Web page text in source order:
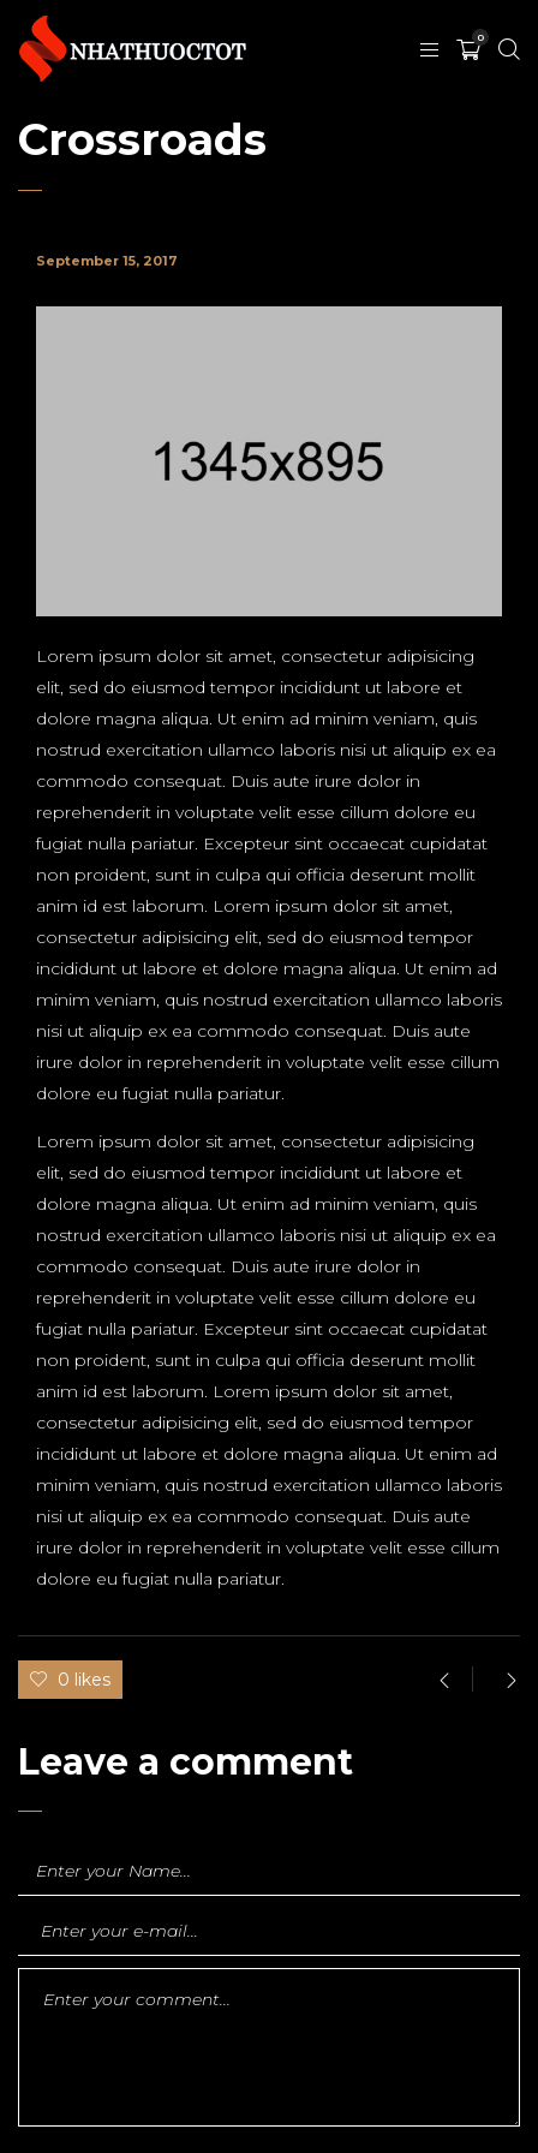
0
Crossroads
September 15, 2017
Lorem ipsum dolor sit amet, consectetur adipisicing
elit, sed do eiusmod tempor incididunt ut labore et
dolore magna aliqua. Ut enim ad minim veniam, quis
nostrud exercitation ullamco laboris nisi ut aliquip ex ea
commodo consequat. Duis aute irure dolor in
reprehenderit in voluptate velit esse cillum dolore eu
fugiat nulla pariatur. Excepteur sint occaecat cupidatat
non proident, sunt in culpa qui officia deserunt mollit
anim id est laborum. Lorem ipsum dolor sit amet,
consectetur adipisicing elit, sed do eiusmod tempor
incididunt ut labore et dolore magna aliqua. Ut enim ad
minim veniam, quis nostrud exercitation ullamco laboris
nisi ut aliquip ex ea commodo consequat. Duis aute
irure dolor in reprehenderit in voluptate velit esse cillum
dolore eu fugiat nulla pariatur.
Lorem ipsum dolor sit amet, consectetur adipisicing
elit, sed do eiusmod tempor incididunt ut labore et
dolore magna aliqua. Ut enim ad minim veniam, quis
nostrud exercitation ullamco laboris nisi ut aliquip ex ea
commodo consequat. Duis aute irure dolor in
reprehenderit in voluptate velit esse cillum dolore eu
fugiat nulla pariatur. Excepteur sint occaecat cupidatat
non proident, sunt in culpa qui officia deserunt mollit
anim id est laborum. Lorem ipsum dolor sit amet,
consectetur adipisicing elit, sed do eiusmod tempor
incididunt ut labore et dolore magna aliqua. Ut enim ad
minim veniam, quis nostrud exercitation ullamco laboris
nisi ut aliquip ex ea commodo consequat. Duis aute
irure dolor in reprehenderit in voluptate velit esse cillum
dolore eu fugiat nulla pariatur.
0 likes
Leave a comment